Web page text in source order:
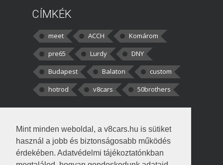
Mint minden weboldal, a v8cars.hu is sütiket
használ a jobb és biztonságosabb működés
érdekében. Adatvédelmi tájékoztatónkban
CÍMKÉK
meet ACCH
Komárom
pre65
Lurdy
DNY
Budapest
Balaton
custom
hotrod
v8cars 50brothers
kortisz:Elszúrtam! Én csak két
darabbaal számoltam. Nem tudtam, hogy fél autót,